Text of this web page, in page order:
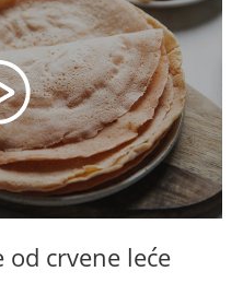
crvene leće